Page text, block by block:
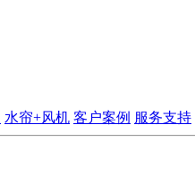
水帘+风机 客户案例 服务支持